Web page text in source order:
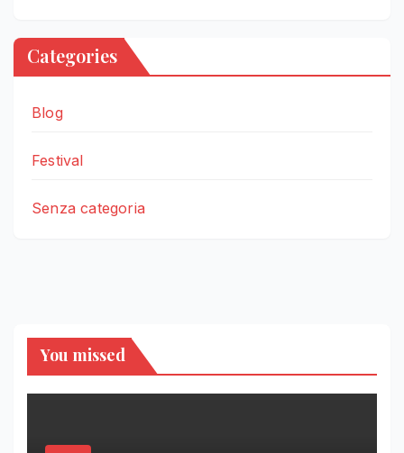
Categories
Blog
Festival
Senza categoria
You missed